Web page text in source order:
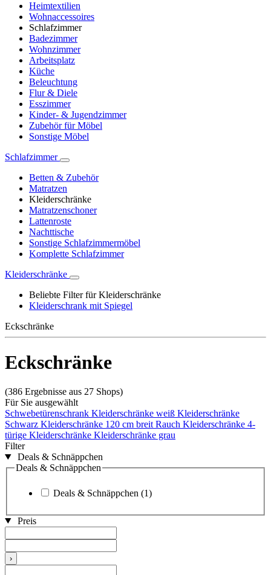
Heimtextilien
Wohnaccessoires
Schlafzimmer
Badezimmer
Wohnzimmer
Arbeitsplatz
Küche
Beleuchtung
Flur & Diele
Esszimmer
Kinder- & Jugendzimmer
Zubehör für Möbel
Sonstige Möbel
Schlafzimmer
Betten & Zubehör
Matratzen
Kleiderschränke
Matratzenschoner
Lattenroste
Nachttische
Sonstige Schlafzimmermöbel
Komplette Schlafzimmer
Kleiderschränke
Beliebte Filter für Kleiderschränke
Kleiderschrank mit Spiegel
Eckschränke
Eckschränke
(386 Ergebnisse aus 27 Shops)
Für Sie ausgewählt
Schwebetürenschrank Kleiderschränke weiß Kleiderschränke
Schwarz Kleiderschränke 120 cm breit Rauch Kleiderschränke 4-
türige Kleiderschränke Kleiderschränke grau
Filter
Deals & Schnäppchen
Deals & Schnäppchen
Deals & Schnäppchen (1)
Preis
›